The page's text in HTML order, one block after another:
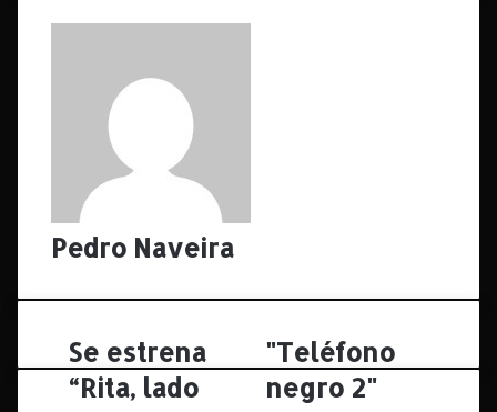
Pedro Naveira
S
eSe estrena
“Rita, lado
"
T
e
"Teléfono
negro 2"